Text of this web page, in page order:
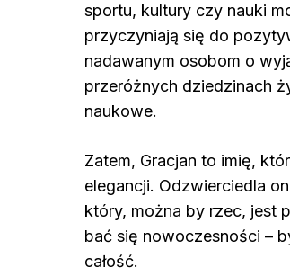
sportu, kultury czy nauki
przyczyniają się do
nadawanym osobom o
przeróżnych dziedzinach
naukowe.
Zatem, Gracjan to imię,
elegancji. Odzwierciedla
który, można by rzec, jest
bać się nowoczesności –
całość.